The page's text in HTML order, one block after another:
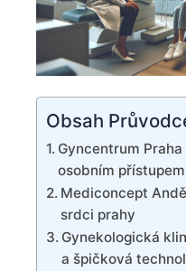
Obsah
Gyncentrum​
osobním přístupem
Mediconcept⁣
srdci prahy
Gynekologická
a špičková